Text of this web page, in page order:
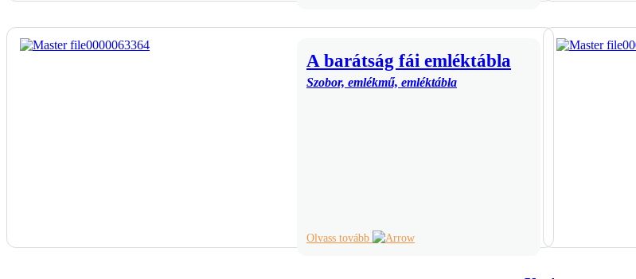
A barátság fái emléktábla
Szobor, emlékmű, emléktábla
Olvass tovább